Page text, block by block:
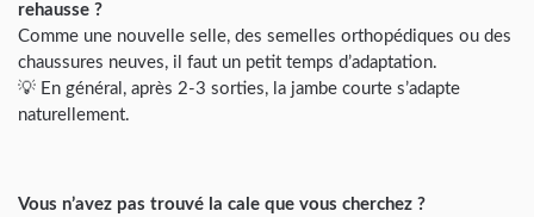
rehausse ?
Comme une nouvelle selle, des semelles orthopédiques ou des
chaussures neuves, il faut un petit temps d’adaptation.
💡 En général, après 2-3 sorties, la jambe courte s’adapte
naturellement.
Vous n’avez pas trouvé la cale que vous cherchez ?